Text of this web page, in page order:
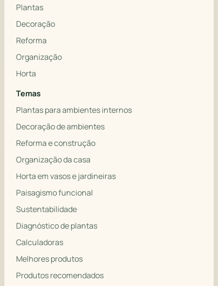
Plantas
Decoração
Reforma
Organização
Horta
Temas
Plantas para ambientes internos
Decoração de ambientes
Reforma e construção
Organização da casa
Horta em vasos e jardineiras
Paisagismo funcional
Sustentabilidade
Diagnóstico de plantas
Calculadoras
Melhores produtos
Produtos recomendados